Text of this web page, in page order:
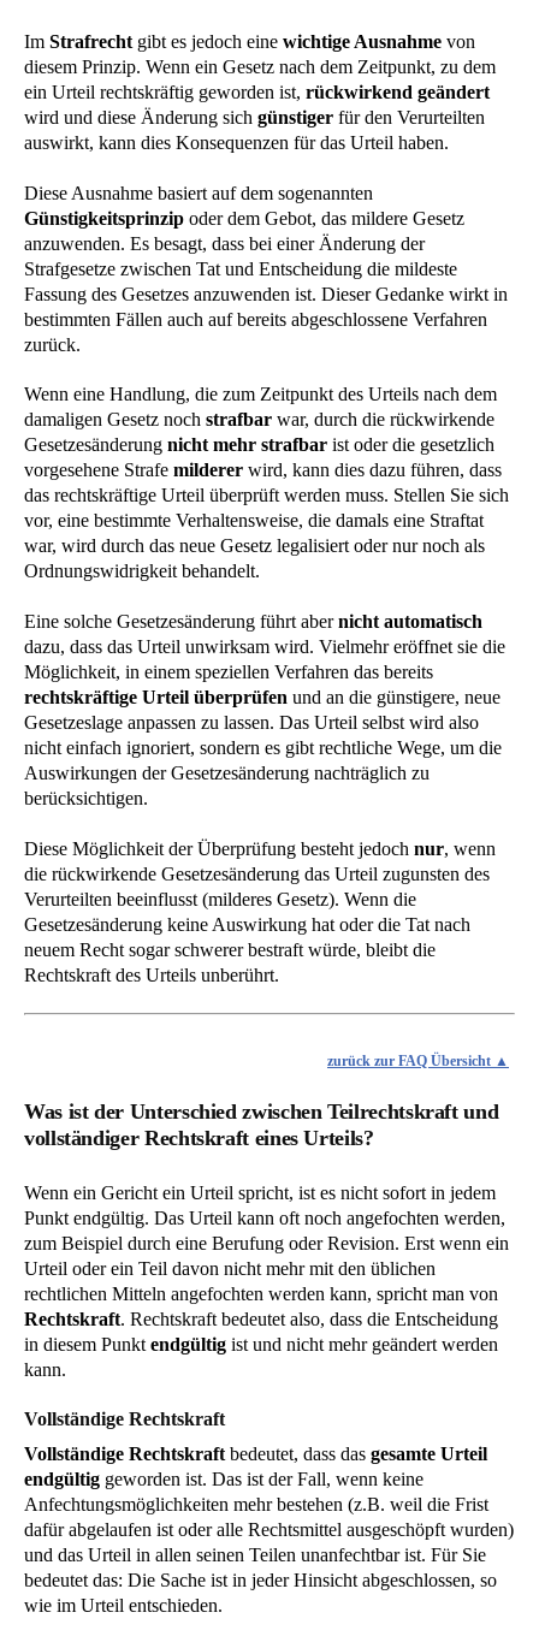
Im Strafrecht gibt es jedoch eine wichtige Ausnahme von
diesem Prinzip. Wenn ein Gesetz nach dem Zeitpunkt, zu dem
ein Urteil rechtskräftig geworden ist, rückwirkend geändert
wird und diese Änderung sich günstiger für den Verurteilten
auswirkt, kann dies Konsequenzen für das Urteil haben.
Diese Ausnahme basiert auf dem sogenannten
Günstigkeitsprinzip oder dem Gebot, das mildere Gesetz
anzuwenden. Es besagt, dass bei einer Änderung der
Strafgesetze zwischen Tat und Entscheidung die mildeste
Fassung des Gesetzes anzuwenden ist. Dieser Gedanke wirkt in
bestimmten Fällen auch auf bereits abgeschlossene Verfahren
zurück.
Wenn eine Handlung, die zum Zeitpunkt des Urteils nach dem
damaligen Gesetz noch strafbar war, durch die rückwirkende
Gesetzesänderung nicht mehr strafbar ist oder die gesetzlich
vorgesehene Strafe milderer wird, kann dies dazu führen, dass
das rechtskräftige Urteil überprüft werden muss. Stellen Sie sich
vor, eine bestimmte Verhaltensweise, die damals eine Straftat
war, wird durch das neue Gesetz legalisiert oder nur noch als
Ordnungswidrigkeit behandelt.
Eine solche Gesetzesänderung führt abernicht automatisch
dazu, dass das Urteil unwirksam wird. Vielmehr eröffnet sie die
Möglichkeit, in einem speziellen Verfahren das bereits
rechtskräftige Urteil überprüfen und an die günstigere, neue
Gesetzeslage anpassen zu lassen. Das Urteil selbst wird also
nicht einfach ignoriert, sondern es gibt rechtliche Wege, um die
Auswirkungen der Gesetzesänderung nachträglich zu
berücksichtigen.
Diese Möglichkeit der Überprüfung besteht jedoch nur, wenn
die rückwirkende Gesetzesänderung das Urteil zugunsten des
Verurteilten beeinflusst (milderes Gesetz). Wenn die
Gesetzesänderung keine Auswirkung hat oder die Tat nach
neuem Recht sogar schwerer bestraft würde, bleibt die
Rechtskraft des Urteils unberührt.
zurück zur FAQ Übersicht
Was ist der Unterschied zwischen Teilrechtskraft und
vollständiger Rechtskraft eines Urteils?
Wenn ein Gericht ein Urteil spricht, ist es nicht sofort in jedem
Punkt endgültig. Das Urteil kann oft noch angefochten werden,
zum Beispiel durch eine Berufung oder Revision. Erst wenn ein
Urteil oder ein Teil davon nicht mehr mit den üblichen
rechtlichen Mitteln angefochten werden kann, spricht man von
Rechtskraft. Rechtskraft bedeutet also, dass die Entscheidung
in diesem Punkt endgültig ist und nicht mehr geändert werden
kann.
Vollständige Rechtskraft
Vollständige Rechtskraft bedeutet, dass das gesamte Urteil
endgültig geworden ist. Das ist der Fall, wenn keine
Anfechtungsmöglichkeiten mehr bestehen (z.B. weil die Frist
dafür abgelaufen ist oder alle Rechtsmittel ausgeschöpft wurden)
und das Urteil in allen seinen Teilen unanfechtbar ist. Für Sie
bedeutet das: Die Sache ist in jeder Hinsicht abgeschlossen, so
wie im Urteil entschieden.